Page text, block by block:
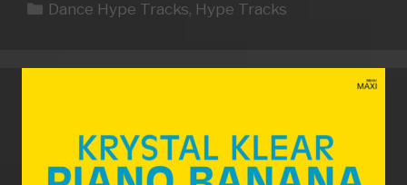
TRACKS
Kategorien
Dance Hype Tracks, Hype Tracks